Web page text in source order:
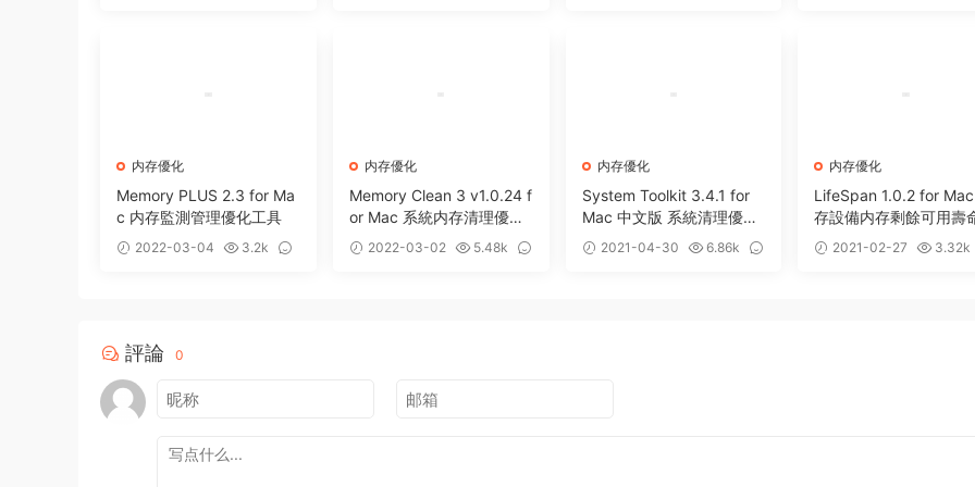
内存優化
Memory PLUS 2.3 for Ma
c 内存監測管理優化工具
2022-03-04
3.2k
内存優化
Memory Clean 3 v1.0.24 f
or Mac 系統内存清理優化
工具2022-03-02
5.48k
内存優化
System Toolkit 3.4.1 for
Mac 中文版 系統清理優化
維護工具
2021-04-30
6.86k
内存優化
LifeSpan 1.0.2 for
存設備内存剩餘可用壽
測工具
2021-02-27
3.32k
評論 0